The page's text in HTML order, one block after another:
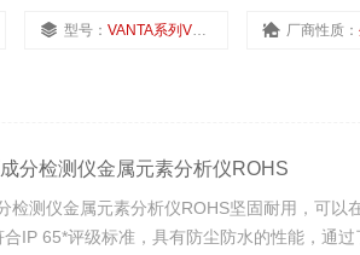
型号： VANTA系列VCR 厂商性质：
分检测仪金属元素分析仪ROHS
检测仪金属元素分析仪ROHS坚固耐用，可以
IP 65*评级标准，具有防尘防水的性能，通